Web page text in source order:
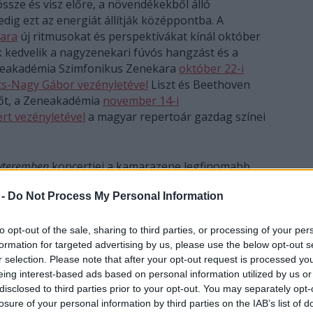
Do Not Process My Personal Information
opt-out of the sale, sharing to third parties, or processing of your
for targeted advertising by us, please use the below opt-out
selection. Please note that after your opt-out request is processed
interest-based ads based on personal information utilized by us
to third parties prior to your opt-out. You may separately
of your personal information by third parties on the IAB’s list of
és visz előre, a növendékekből álló
ezt az energiát állítják középpontba. A
új ritmusokat és perspektívákat kínál október
a nagyzenekari fúvós hangzást és a
Szimfonikus Zenekara október 22-i
Nagy Gábor vezényletével Liszt és Beethoven
a Zeneakadémia november 14-i
vezényletével a magyar repertoár gazdag színei
koncertjei a kamarazene legfinomabb
November 3-án
mesterművekkel érkezik, november 26-án a
koncertje
pedigSteven Isserlis, Veronika Eberle és Várjon
elmélyült, bensőséges zenei élményt nyújtva.
a zene legközvetlenebb megszólalásáról, a
sokszínűségét mutatja meg négy